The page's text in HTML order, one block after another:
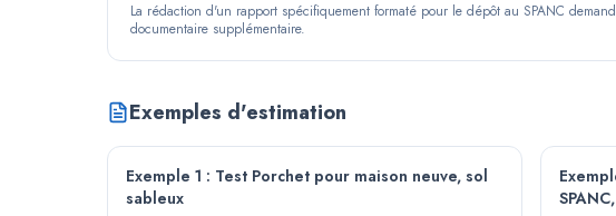
La rédaction d'un rapport spécifiquement formaté pour le dépôt au SPANC
documentaire supplémentaire.
Exemples d'estimation
Exemple 1 : Test Porchet pour maison neuve, sol
sableux